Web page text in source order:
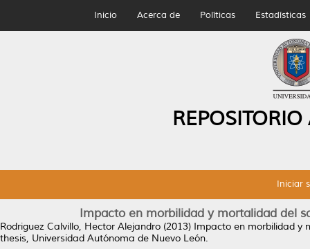
Inicio Acerca de Políticas Estadísticas
Iniciar
Impacto en morbilidad y mortalidad del
Rodriguez Calvillo, Hector Alejandro (2013) Impacto en morbilidad y
thesis, Universidad Autónoma de Nuevo León.